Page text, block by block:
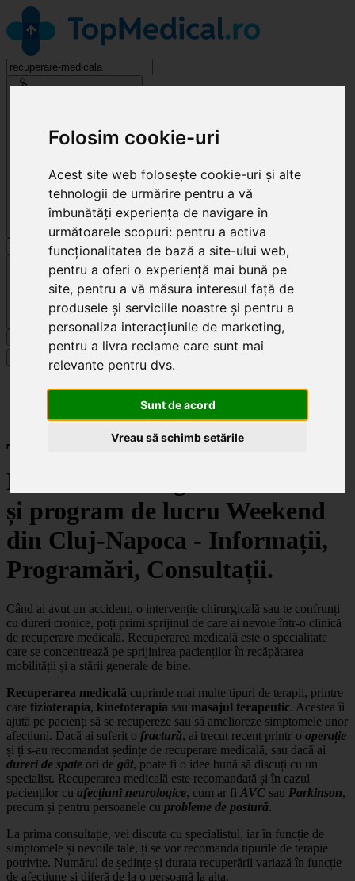
Folosim cookie-uri
Acest site web folosește cookie-uri și alte
tehnologii de urmărire pentru a vă
îmbunătăți experiența de navigare în
următoarele scopuri: pentru a activa
funcționalitatea de bază a site-ului web,
pentru a oferi o experiență mai bună pe
site, pentru a vă măsura interesul față de
produsele și serviciile noastre și pentru a
personaliza interacțiunile de marketing,
pentru a livra reclame care sunt mai
relevante pentru dvs.
Sunt de acord
Vreau să schimb setările
Specialități
Recuperare Medicală
Top clinici de Recuperare
Medicală cu asigurare Allianz
și program de lucru Weekend
din Cluj-Napoca - Informații,
Programări, Consultații.
Când ai avut un accident, o intervenție chirurgicală sau te confrunți
cu dureri cronice, poți primi sprijinul de care ai nevoie într-o clinică
de recuperare medicală. Recuperarea medicală este o specialitate
care se concentrează pe sprijinirea pacienților în recăpătarea
mobilității și a stării generale de bine.
Recuperarea medicală cuprinde mai multe tipuri de terapii, printre
care fizioterapia, kinetoterapia sau masajul terapeutic. Acestea îi
ajută pe pacienți să se recupereze sau să amelioreze simptomele unor
afecțiuni. Dacă ai suferit o fractură, ai trecut recent printr-o operație
și ți s-au recomandat ședințe de recuperare medicală, sau dacă ai
dureri de spate ori de gât, poate fi o idee bună să discuți cu un
specialist. Recuperarea medicală este recomandată și în cazul
pacienților cu afecțiuni neurologice, cum ar fi AVC sau Parkinson,
precum și pentru persoanele cu probleme de postură.
La prima consultație, vei discuta cu specialistul, iar în funcție de
simptomele și nevoile tale, ți se vor recomanda tipurile de terapie
potrivite. Numărul de ședințe și durata recuperării variază în funcție
de afecțiune și diferă de la o persoană la alta.